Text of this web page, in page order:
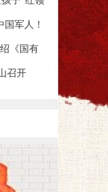
军人！
《国有
文物保
召开